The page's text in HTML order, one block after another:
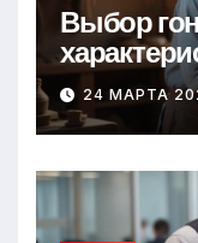
Выбор
24 МАРТА